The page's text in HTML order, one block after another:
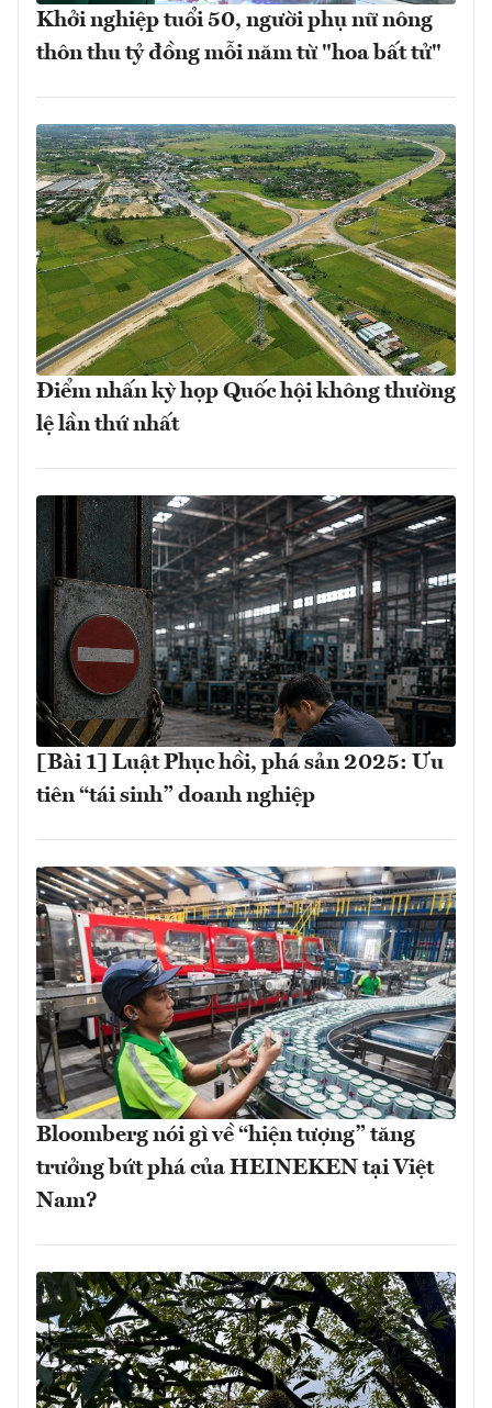
Khởi nghiệp tuổi 50, người phụ nữ nông
thôn thu tỷ đồng mỗi năm từ "hoa bất tử"
Điểm nhấn kỳ họp Quốc hội không thường
lệ lần thứ nhất
[Bài 1] Luật Phục hồi, phá sản 2025: Ưu
tiên “tái sinh” doanh nghiệp
Bloomberg nói gì về “hiện tượng” tăng
trưởng bứt phá của HEINEKEN tại Việt
Nam?